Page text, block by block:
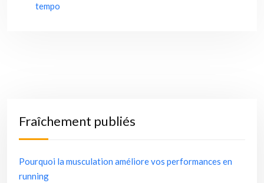
tempo
Fraîchement publiés
Pourquoi la musculation améliore vos performances en
running